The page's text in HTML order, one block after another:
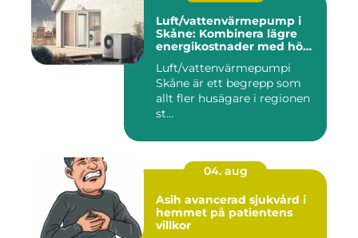
Luft/vattenvärmepump i
Skåne: Kombinera lägre
energikostnader med hög
Luft/vattenvärmepumpi
Skåne är ett begrepp som
allt fler husägare i regionen
st...
04. aug
Asih avancerad sjukvård i
hemmet på patientens
villkor